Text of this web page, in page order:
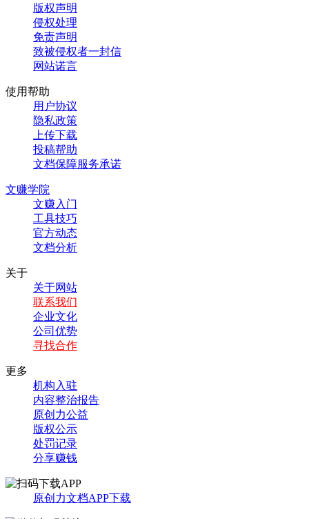
版权声明
侵权处理
免责声明
致被侵权者一封信
网站诺言
使用帮助
用户协议
隐私政策
上传下载
投稿帮助
文档保障服务承诺
文赚学院
文赚入门
工具技巧
官方动态
文档分析
关于
关于网站
联系我们
企业文化
公司优势
寻找合作
更多
机构入驻
内容整治报告
原创力公益
版权公示
处罚记录
分享赚钱
原创力文档APP下载